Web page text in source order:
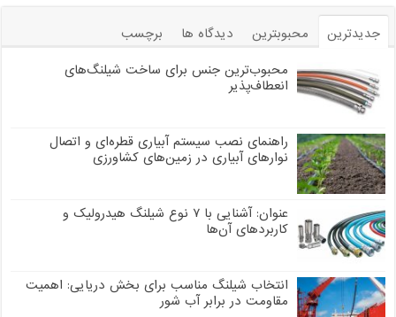
جدیدترین محبوبترین دیدگاه ها
برچسب
محبوب‌ترین جنس برای ساخت شیلنگ‌های
انعطاف‌پذیر
راهنمای نصب سیستم آبیاری قطره‌ای و اتصال
نوارهای آبیاری در زمین‌های کشاورزی
عنوان: آشنایی با ۷ نوع شیلنگ هیدرولیک و
کاربردهای آن‌ها
انتخاب شیلنگ مناسب برای بخش دریایی: اهمیت
مقاومت در برابر آب شور